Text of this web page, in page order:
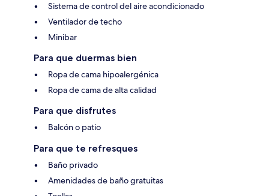
Sistema de control del aire acondicionado
Ventilador de techo
Minibar
Para que duermas bien
Ropa de cama hipoalergénica
Ropa de cama de alta calidad
Para que disfrutes
Balcón o patio
Para que te refresques
Baño privado
Amenidades de baño gratuitas